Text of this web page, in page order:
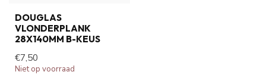
DOUGLAS
VLONDERPLANK
28X140MM B-KEUS
€7,50
Niet op voorraad